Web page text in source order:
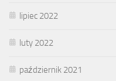
lipiec 2022
luty 2022
październik 2021